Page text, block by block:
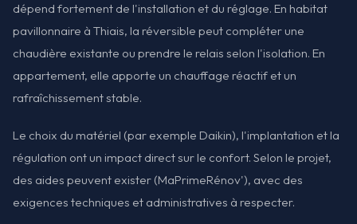
dépend fortement de l'installation et du réglage. En habitat
pavillonnaire à Thiais, la réversible peut compléter une
chaudière existante ou prendre le relais selon l'isolation. En
appartement, elle apporte un chauffage réactif et un
rafraîchissement stable.
Le choix du matériel (par exemple Daikin), l'implantation et la
régulation ont un impact direct sur le confort. Selon le projet,
des aides peuvent exister (MaPrimeRénov'), avec des
exigences techniques et administratives à respecter.